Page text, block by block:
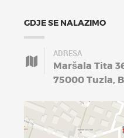
GDJE SE NALAZIMO
ADRESA
Maršala Tita
75000 Tuzla,